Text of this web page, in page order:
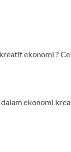
ekonomi ?
ekonomi